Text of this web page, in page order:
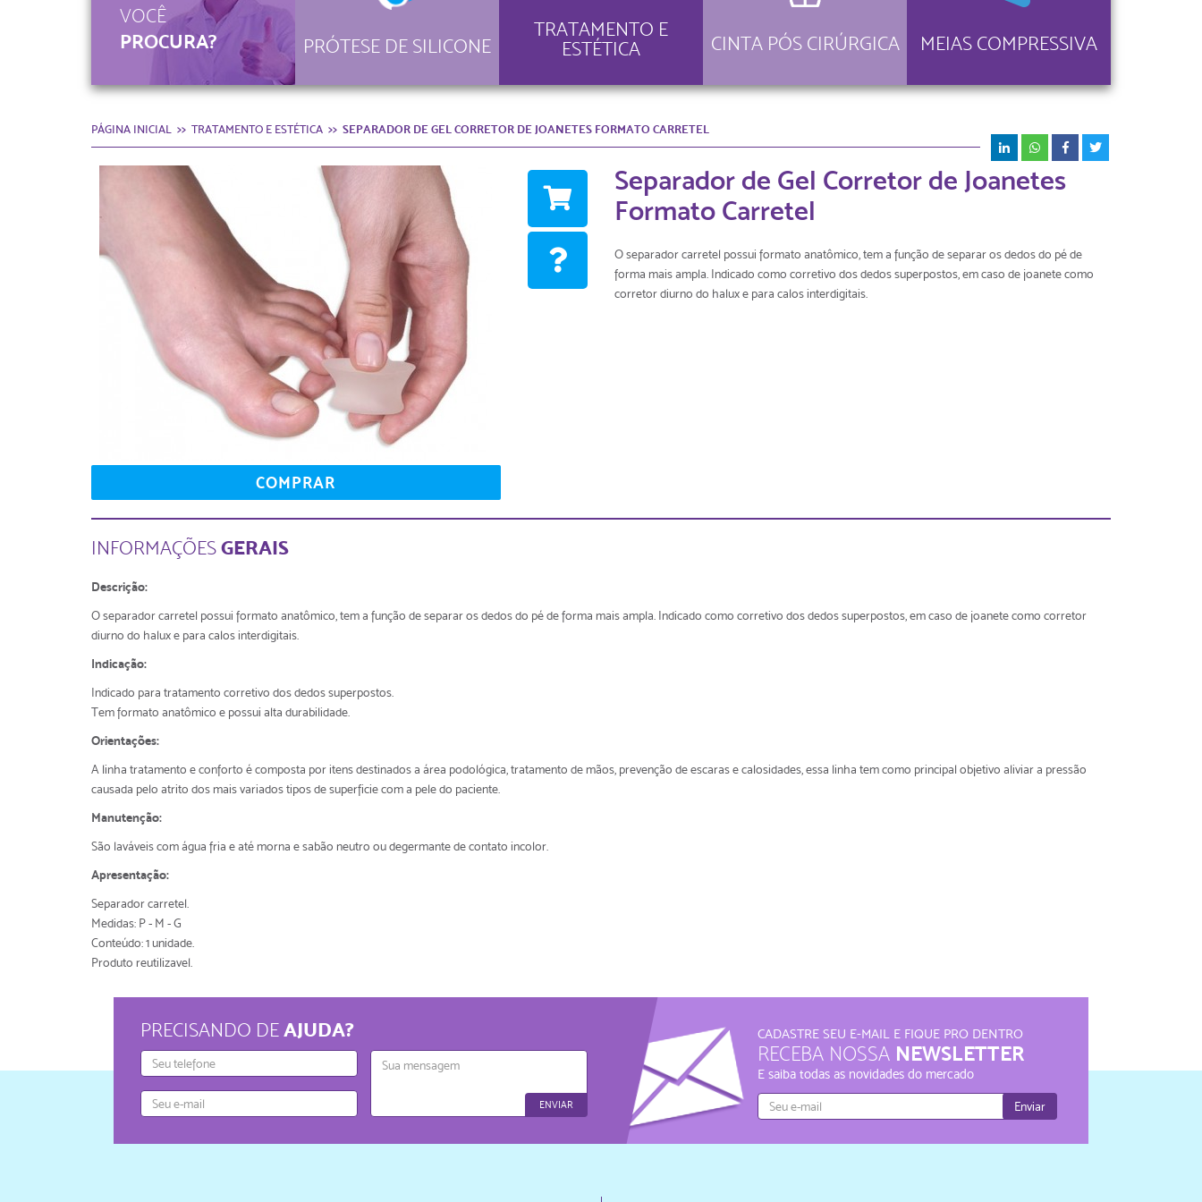
VOCÊ
PROCURA? PRÓTESE DE SILICONE
TRATAMENTO E
ESTÉTICA
CINTA PÓS CIRÚRGICA MEIAS COMPRESSIVA
PÁGINA INICIAL TRATAMENTO E ESTÉTICA SEPARADOR DE GEL CORRETOR DE JOANETES FORMATO CARRETEL
COMPRAR
Separador de Gel Corretor de Joanetes
Formato Carretel
O separador carretel possui formato anatômico, tem a função de separar os dedos do pé de
forma mais ampla. Indicado como corretivo dos dedos superpostos, em caso de joanete como
corretor diurno do halux e para calos interdigitais.
INFORMAÇÕES GERAIS
Descrição:
O separador carretel possui formato anatômico, tem a função de separar os dedos do pé de forma mais ampla. Indicado como corretivo dos dedos superpostos, em caso de joanete como corretor
diurno do halux e para calos interdigitais.
Indicação:
Indicado para tratamento corretivo dos dedos superpostos.
Tem formato anatômico e possui alta durabilidade.
Orientações:
A linha tratamento e conforto é composta por itens destinados a área podológica, tratamento de mãos, prevenção de escaras e calosidades, essa linha tem como principal objetivo aliviar a pressão
causada pelo atrito dos mais variados tipos de superficie com a pele do paciente.
Manutenção:
São laváveis com água fria e até morna e sabão neutro ou degermante de contato incolor.
Apresentação:
Separador carretel.
Medidas: P - M - G
Conteúdo: 1 unidade.
Produto reutilizavel.
PRECISANDO DE AJUDA?
Telefone
mail
Mensagem
ENVIAR
CADASTRE SEU E-MAIL E FIQUE PRO DENTRO
RECEBA NOSSA NEWSLETTER
E saiba todas as novidades do mercado
Enviar